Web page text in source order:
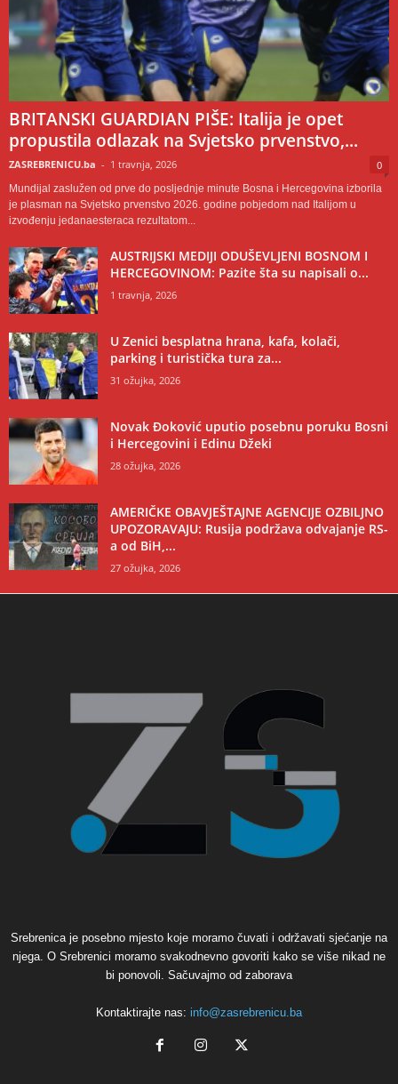
BRITANSKI GUARDIAN PIŠE: Italija je opet
propustila odlazak na Svjetsko prvenstvo,...
ZASREBRENICU.ba - 1 travnja, 2026 0
Mundijal zaslužen od prve do posljednje minute Bosna i Hercegovina izborila
je plasman na Svjetsko prvenstvo 2026. godine pobjedom nad Italijom u
izvođenju jedanaesteraca rezultatom...
AUSTRIJSKI MEDIJI ODUŠEVLJENI BOSNOM I
HERCEGOVINOM: Pazite šta su napisali o...
1 travnja, 2026
U Zenici besplatna hrana, kafa, kolači,
parking i turistička tura za...
31 ožujka, 2026
Novak Đoković uputio posebnu poruku Bosni
i Hercegovini i Edinu Džeki
28 ožujka, 2026
AMERIČKE OBAVJEŠTAJNE AGENCIJE OZBILJNO
UPOZORAVAJU: Rusija podržava odvajanje RS-
a od BiH,...
27 ožujka, 2026
Srebrenica je posebno mjesto koje moramo čuvati i održavati sjećanje na
njega. O Srebrenici moramo svakodnevno govoriti kako se više nikad ne
bi ponovoli. Sačuvajmo od zaborava
Kontaktirajte nas: info@zasrebrenicu.ba